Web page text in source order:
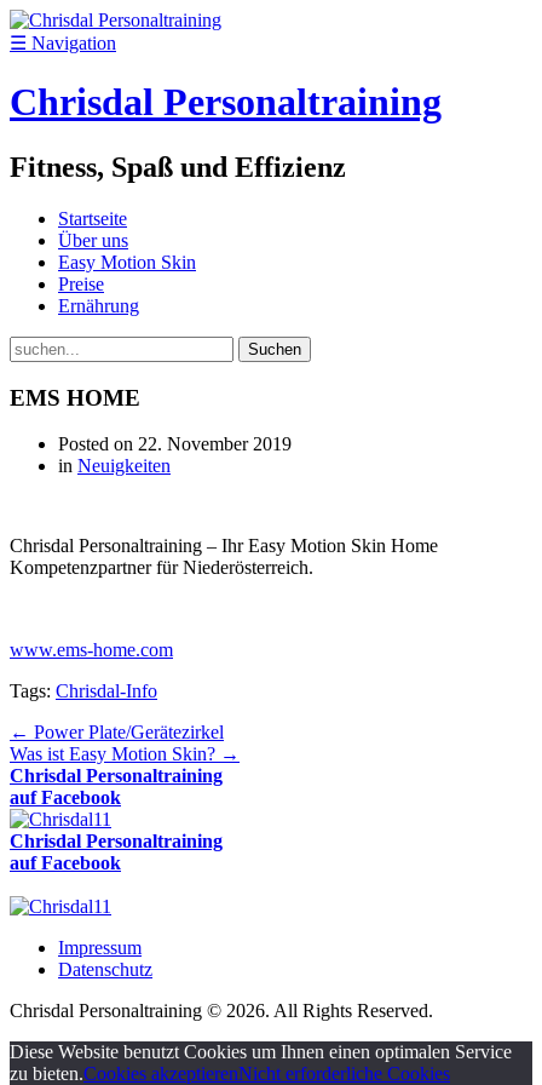
☰ Navigation
Chrisdal Personaltraining
Fitness, Spaß und Effizienz
Startseite
Über uns
Easy Motion Skin
Preise
Ernährung
Suchen
nach:
EMS HOME
Posted on 22. November 2019
in Neuigkeiten
Chrisdal Personaltraining – Ihr Easy Motion Skin Home
Kompetenzpartner für Niederösterreich.
www.ems-home.com
Tags: Chrisdal-Info
← Power Plate/Gerätezirkel
Was ist Easy Motion Skin? →
Chrisdal Personaltraining
auf Facebook
Chrisdal Personaltraining
auf Facebook
Impressum
Datenschutz
Chrisdal Personaltraining © 2026. All Rights Reserved.
Diese Website benutzt Cookies um Ihnen einen optimalen Service
zu bieten.Cookies akzeptierenNicht erforderliche Cookies